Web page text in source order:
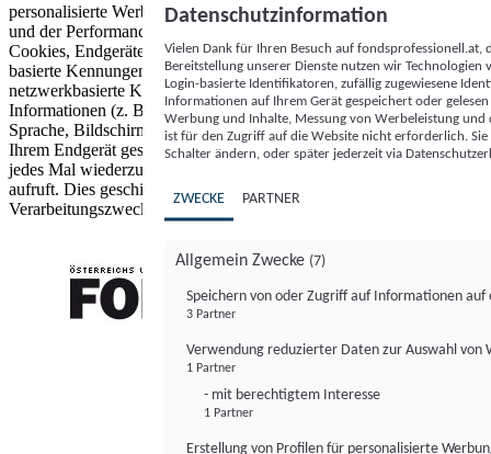
personalisierte Werbung und Inhalte, Messung von Werbeleistung
und der Performance von Inhalten sowie Zielgruppenforschung.
Cookies, Endgeräte- oder ähnliche Online-Kennungen (z. B. login-
basierte Kennungen, zufällig generierte Kennungen,
netzwerkbasierte Kennungen) können zusammen mit anderen
Informationen (z. B. Browsertyp und Browserinformationen,
Sprache, Bildschirmgröße, unterstützte Technologien usw.) auf
Ihrem Endgerät gespeichert oder von dort ausgelesen werden, um es
jedes Mal wiederzuerkennen, wenn es eine App oder einer Webseite
aufruft. Dies geschieht für einen oder mehrere der hier aufgeführten
Verarbeitungszwecke.
Datenschutzinformation
Vielen Dank für Ihren Besuch auf
Bereitstellung unserer Dienste nutzen wir Technologien
Login-basierte Identifikatoren, zufällig zugewiesene
Informationen auf Ihrem Gerät gespeichert oder
Werbung und Inhalte, Messung von Werbeleistung
ist für den Zugriff auf die Website nicht erforderlich.
Schalter ändern, oder später jederzeit via
ZWECKE PARTNER
Allgemein Zwecke (7)
Speichern von oder Zugriff auf Informationen auf
3 Partner
Verwendung reduzierter Daten zur Auswahl von
1 Partner
- mit berechtigtem Interesse
1 Partner
Erstellung von Profilen für personalisierte
FONDS professionell